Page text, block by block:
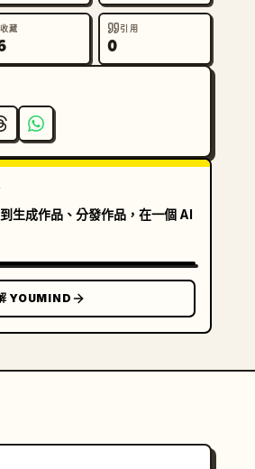
收藏 引用
0
生成作品、分發作品，在一個 AI
YOUMIND